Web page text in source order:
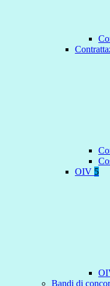
OIV 5
Bandi di